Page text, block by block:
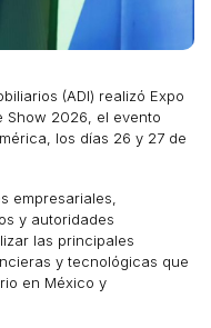
(ADI) realizó Expo
Show 2026, el evento
los días 26 y 27 de
empresariales,
y autoridades
las principales
y tecnológicas que
en México y